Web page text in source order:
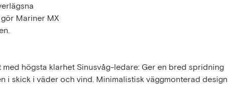
Mariner MX
högsta klarhet Sinusvåg-ledare: Ger en bred spridning
i skick i väder och vind. Minimalistisk väggmonterad design